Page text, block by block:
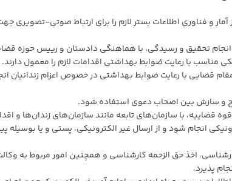
و فناوری اطلاعات بستر لازم را برای ارتباط صوتی-تصویری
انجام تحقیق و رسیدگی، با هماهنگی دادستان و رییس حوزه
مناسب با رعایت ضوابط بهداشتی اقدامات لازم را معمول دارند.
قضایی با رعایت ضوابط بهداشتی در خصوص اعزام زندانیان
قضاییه، با سازمان‌های تابعه مانند سازمان‌های زندان‌ها و
انجام شود و از ارسال غیر الکترونیکی، پستی و یا بوسیله
اخذ حق الزحمه کارشناسی و همچنین امور مربوط به
پذیرد.